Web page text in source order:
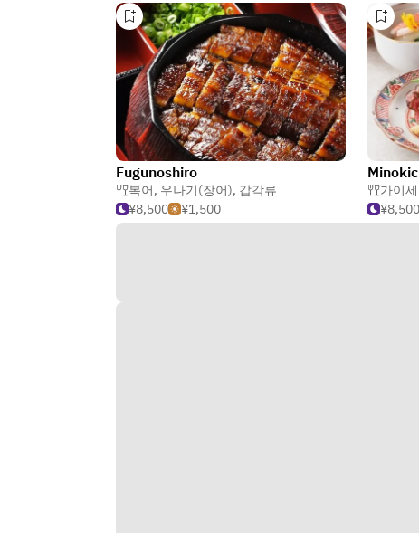
Fugunoshiro
복어, 우나기(장어), 갑각류
¥8,500
¥1,500
가이
¥8,500